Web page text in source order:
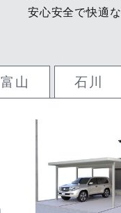
安心安全で快適
富山 石川